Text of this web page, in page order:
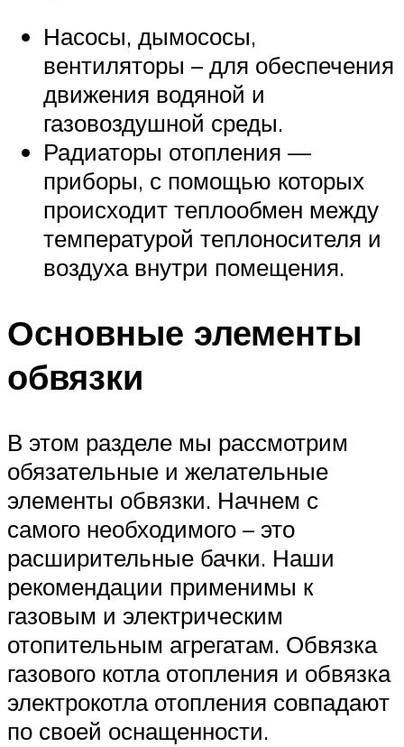
Насосы, дымососы,
вентиляторы – для обеспечения
движения водяной и
газовоздушной среды.
Радиаторы отопления —
приборы, с помощью которых
происходит теплообмен между
температурой теплоносителя и
воздуха внутри помещения.
Основные элементы
обвязки
В этом разделе мы рассмотрим
обязательные и желательные
элементы обвязки. Начнем с
самого необходимого – это
расширительные бачки. Наши
рекомендации применимы к
газовым и электрическим
отопительным агрегатам. Обвязка
газового котла отопления и обвязка
электрокотла отопления совпадают
по своей оснащенности.